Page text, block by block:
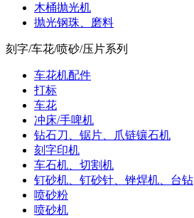
木桶抛光机
抛光钢珠、磨料
刻字/车花/喷砂/压片系列
车花机配件
打标
车花
冲床/手啤机
钻石刀、锯片、爪链镶石机
刻字印机
车石机、切割机
钉砂机、钉砂针、锉焊机、台钻
喷砂粉
喷砂机